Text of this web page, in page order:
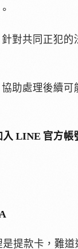
針對共同正犯的
協助處理後續可
入 LINE 官方帳
提款卡，難道